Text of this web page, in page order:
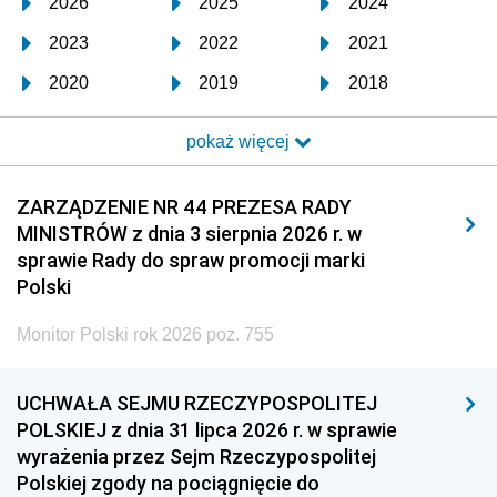
2023 2022 2021
2020 2019 2018
2017 2016 2015
2014 2013 2012
2011 2010 2009
2008 2007 2006
2005
1996 1995 1994
1993 1992 1991
1990 1989
pokaż więcej
ZARZĄDZENIE NR 44 PREZESA RADY
MINISTRÓW z dnia 3 sierpnia 2026 r. w
sprawie Rady do spraw promocji marki
Polski
Monitor Polski rok 2026 poz. 755
UCHWAŁA SEJMU RZECZYPOSPOLITEJ
POLSKIEJ z dnia 31 lipca 2026 r. w sprawie
wyrażenia przez Sejm Rzeczypospolitej
Polskiej zgody na pociągnięcie do